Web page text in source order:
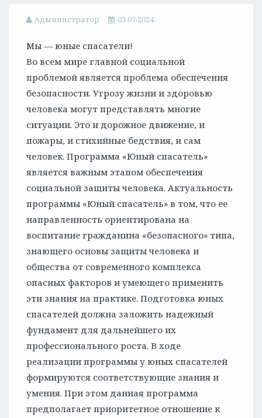
Администратор 03.07.2024
Мы — юные спасатели!
Во всем мире главной социальной
проблемой является проблема обеспечения
безопасности. Угрозу жизни и здоровью
человека могут представлять многие
ситуации. Это и дорожное движение, и
пожары, и стихийные бедствия, и сам
человек. Программа «Юный спасатель»
является важным этапом обеспечения
социальной защиты человека. Актуальность
программы «Юный спасатель» в том, что ее
направленность ориентирована на
воспитание гражданина «безопасного» типа,
знающего основы защиты человека и
общества от современного комплекса
опасных факторов и умеющего применить
эти знания на практике. Подготовка юных
спасателей должна заложить надежный
фундамент для дальнейшего их
профессионального роста. В ходе
реализации программы у юных спасателей
формируются соответствующие знания и
умения. При этом данная программа
предполагает приоритетное отношение к